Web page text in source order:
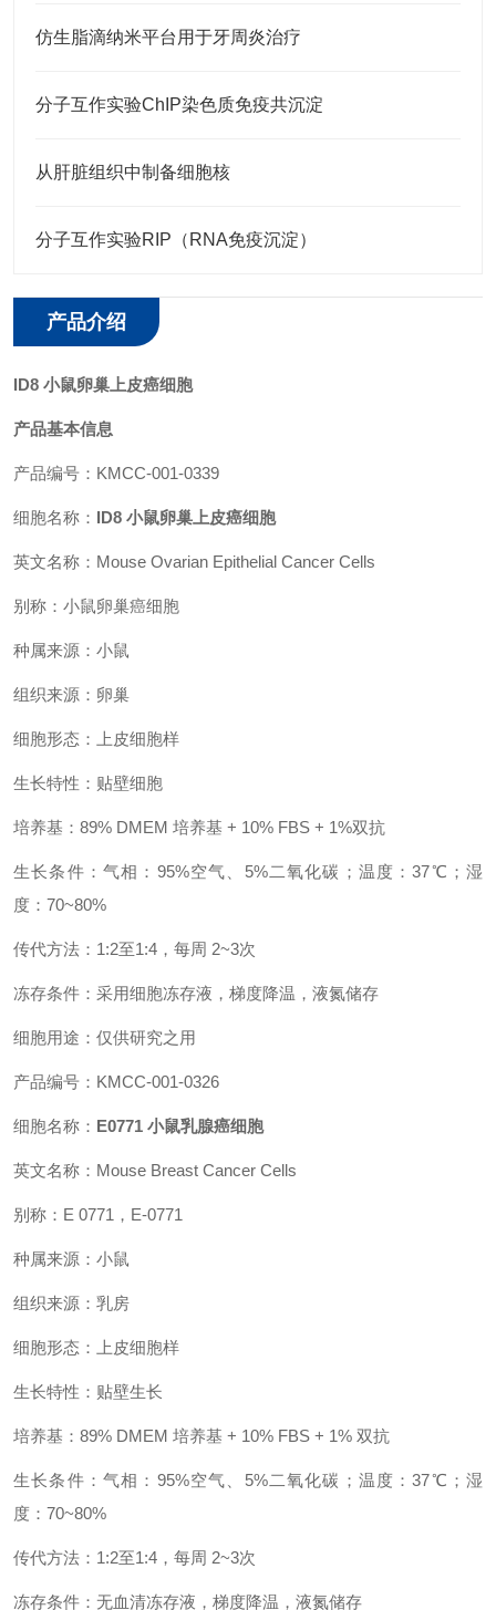
仿生脂滴纳米平台用于牙周炎治疗
分子互作实验ChIP染色质免疫共沉淀
从肝脏组织中制备细胞核
分子互作实验RIP（RNA免疫沉淀）
产品介绍
ID8 小鼠卵巢上皮癌细胞
产品基本信息
产品编号：KMCC-001-0339
细胞名称： ID8 小鼠卵巢上皮癌细胞
英文名称：Mouse Ovarian Epithelial Cancer Cells
别称：小鼠卵巢癌细胞
种属来源：小鼠
组织来源：卵巢
细胞形态：上皮细胞样
生长特性：贴壁细胞
培养基：89% DMEM 培养基 + 10% FBS + 1%双抗
生长条件：气相：95%空气、5%二氧化碳；温度：37℃；湿
度：70~80%
传代方法：1:2至1:4，每周 2~3次
冻存条件：采用细胞冻存液，梯度降温，液氮储存
细胞用途：仅供研究之用
产品编号：KMCC-001-0326
细胞名称： E0771 小鼠乳腺癌细胞
英文名称：Mouse Breast Cancer Cells
别称：E 0771，E-0771
种属来源：小鼠
组织来源：乳房
细胞形态：上皮细胞样
生长特性：贴壁生长
培养基：89% DMEM 培养基 + 10% FBS + 1% 双抗
生长条件：气相：95%空气、5%二氧化碳；温度：37℃；湿
度：70~80%
传代方法：1:2至1:4，每周 2~3次
冻存条件：无血清冻存液，梯度降温，液氮储存